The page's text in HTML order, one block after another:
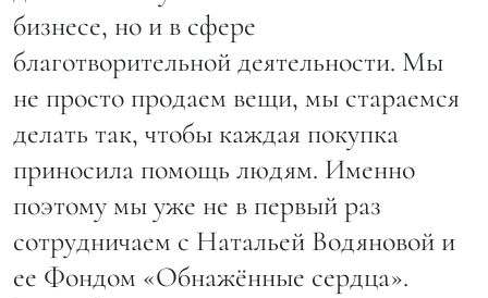
бизнесе, но и в сфере
благотворительной деятельности. Мы
не просто продаем вещи, мы стараемся
делать так, чтобы каждая покупка
приносила помощь людям. Именно
поэтому мы уже не в первый раз
сотрудничаем с Натальей Водяновой и
ее Фондом «Обнажённые сердца».